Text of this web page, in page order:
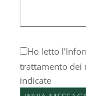
Ho letto l’
trattamento dei
indicate